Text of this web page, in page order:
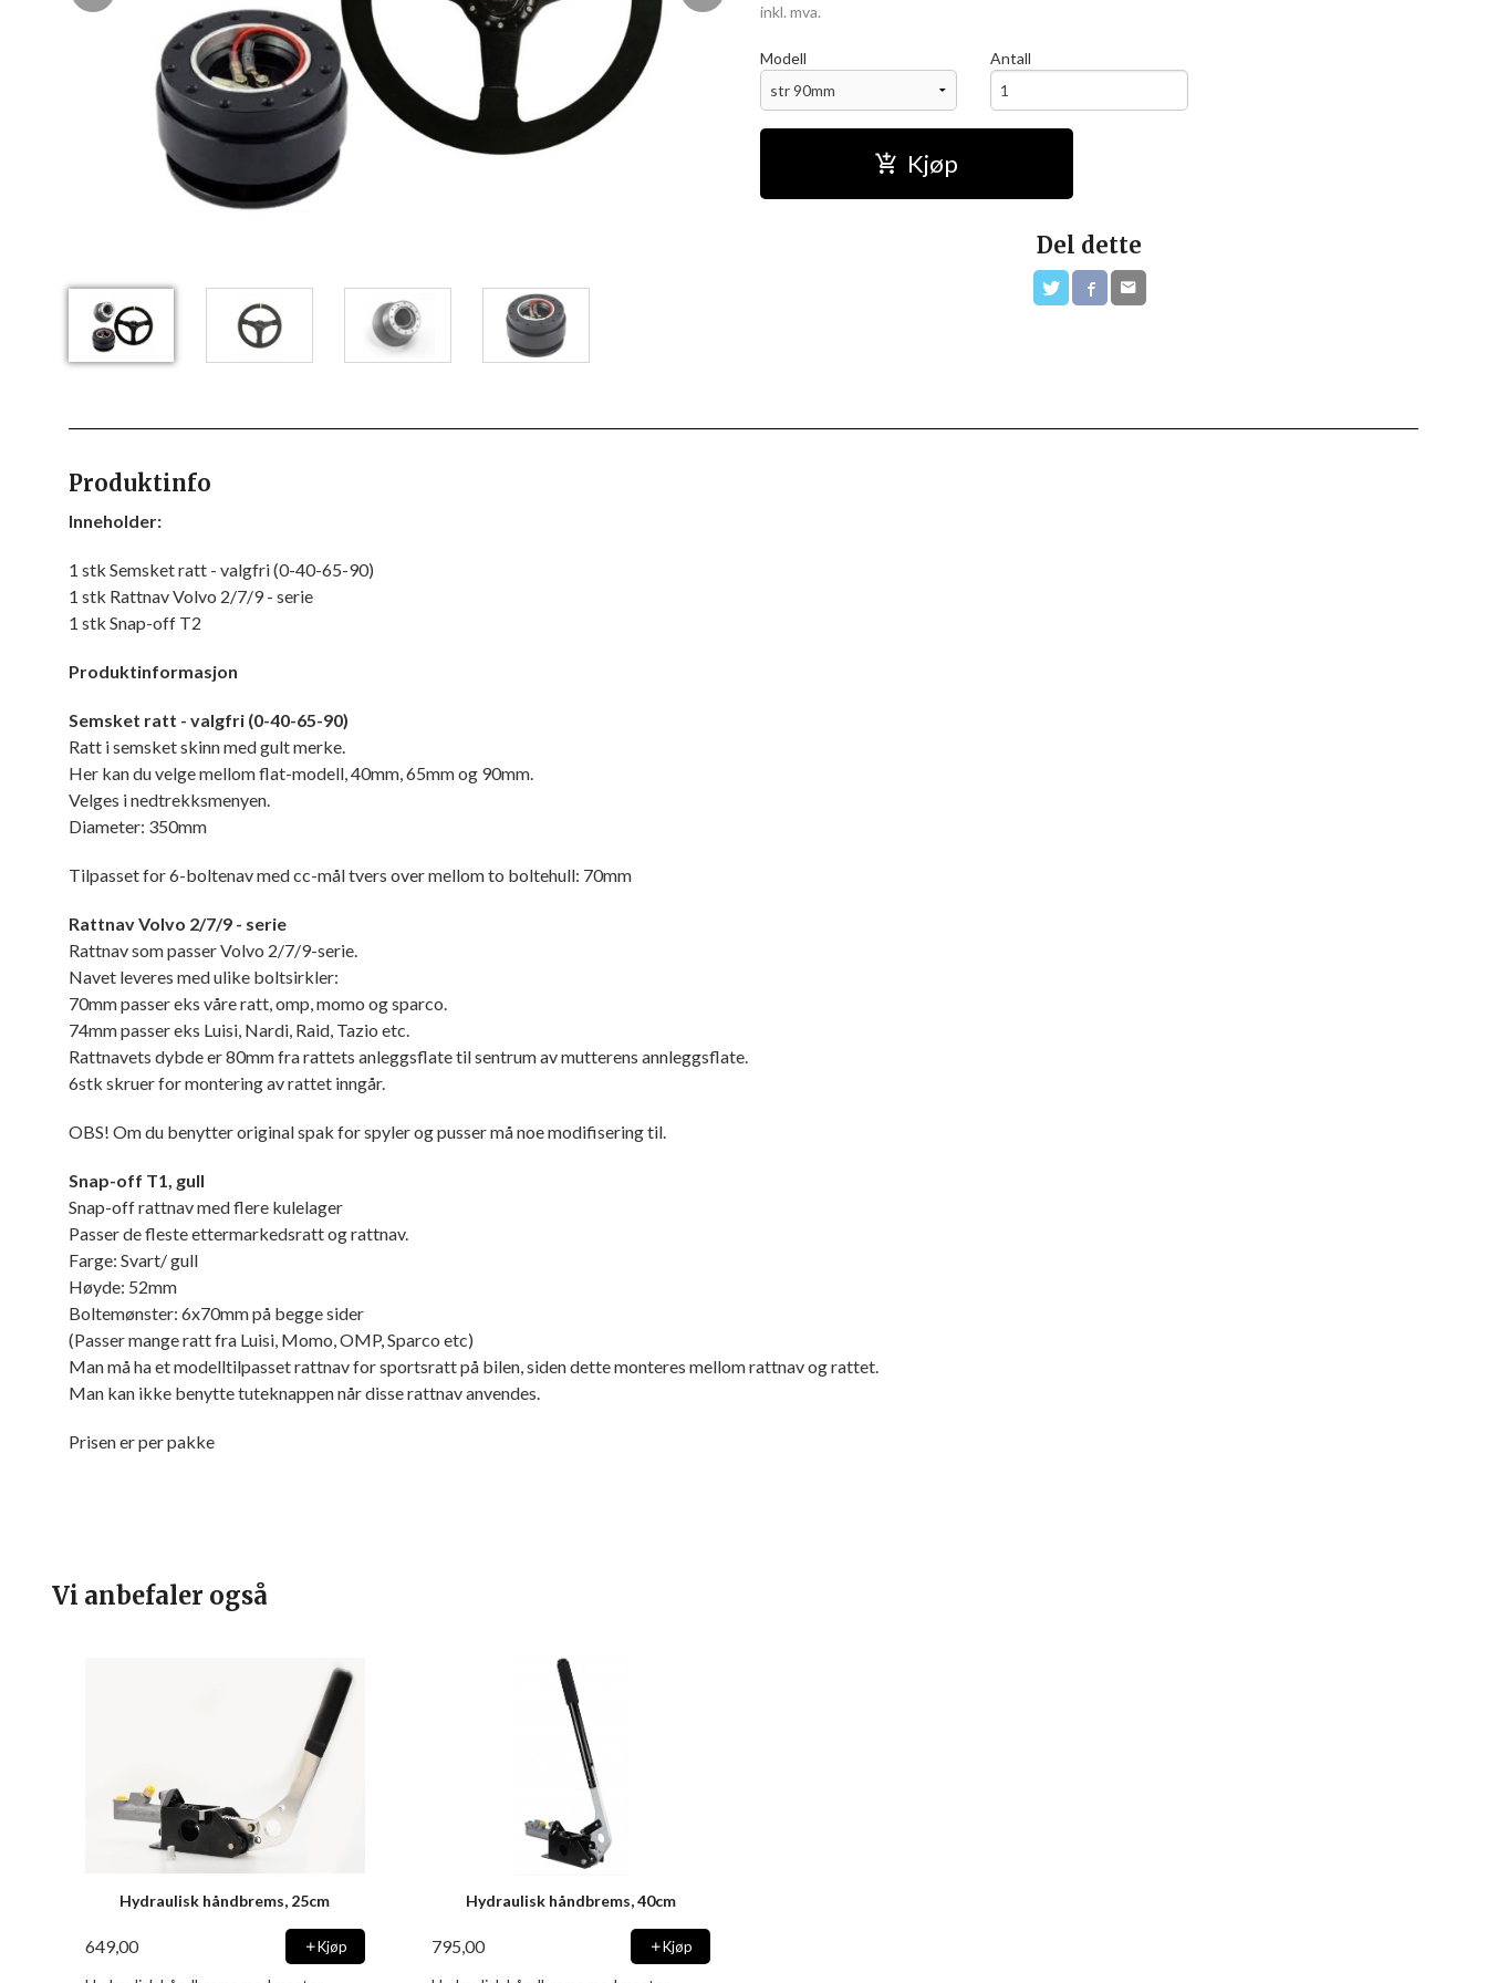
inkl. mva.
Modell Antall
Kjøp
Del dette
Produktinfo
Inneholder:
1 stk Semsket ratt - valgfri (0-40-65-90)
1 stk Rattnav Volvo 2/7/9 - serie
1 stk Snap-off T2
Produktinformasjon
Semsket ratt - valgfri (0-40-65-90)
Ratt i semsket skinn med gult merke.
Her kan du velge mellom flat-modell, 40mm, 65mm og 90mm.
Velges i nedtrekksmenyen.
Diameter: 350mm
Tilpasset for 6-boltenav med cc-mål tvers over mellom to boltehull: 70mm
Rattnav Volvo 2/7/9 - serie
Rattnav som passer Volvo 2/7/9-serie.
Navet leveres med ulike boltsirkler:
70mm passer eks våre ratt, omp, momo og sparco.
74mm passer eks Luisi, Nardi, Raid, Tazio etc.
Rattnavets dybde er 80mm fra rattets anleggsflate til sentrum av mutterens annleggsflate.
6stk skruer for montering av rattet inngår.
OBS! Om du benytter original spak for spyler og pusser må noe modifisering til.
Snap-off T1, gull
Snap-off rattnav med flere kulelager
Passer de fleste ettermarkedsratt og rattnav.
Farge: Svart/ gull
Høyde: 52mm
Boltemønster: 6x70mm på begge sider
(Passer mange ratt fra Luisi, Momo, OMP, Sparco etc)
Man må ha et modelltilpasset rattnav for sportsratt på bilen, siden dette monteres mellom rattnav og rattet.
Man kan ikke benytte tuteknappen når disse rattnav anvendes.
Prisen er per pakke
Vi anbefaler også
Hydraulisk håndbrems, 25cm
649,00 Kjøp
Hydraulisk håndbrems, 40cm
795,00 Kjøp